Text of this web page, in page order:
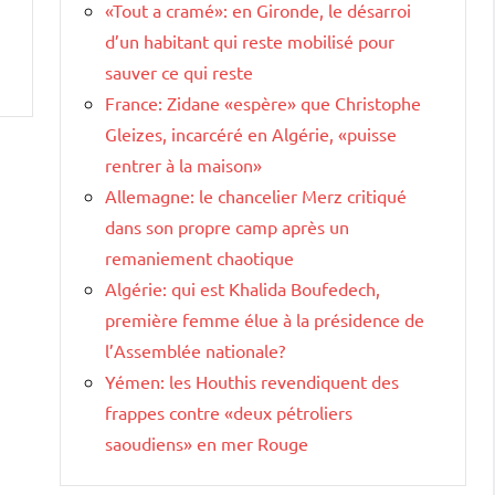
«Tout a cramé»: en Gironde, le désarroi
d’un habitant qui reste mobilisé pour
sauver ce qui reste
France: Zidane «espère» que Christophe
Gleizes, incarcéré en Algérie, «puisse
rentrer à la maison»
Allemagne: le chancelier Merz critiqué
dans son propre camp après un
remaniement chaotique
Algérie: qui est Khalida Boufedech,
première femme élue à la présidence de
l’Assemblée nationale?
Yémen: les Houthis revendiquent des
frappes contre «deux pétroliers
saoudiens» en mer Rouge